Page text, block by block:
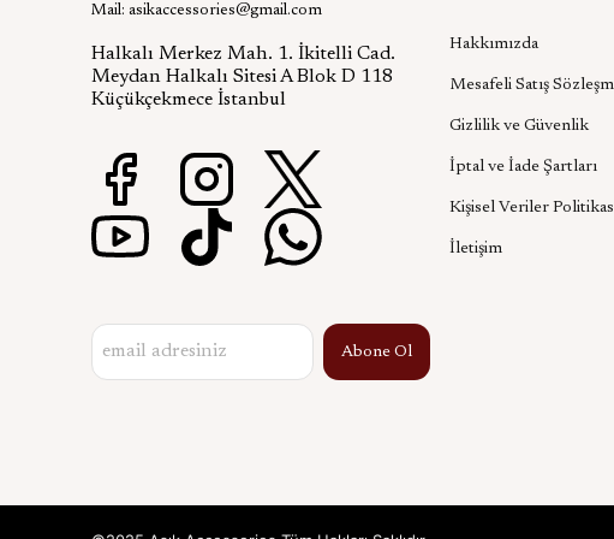
Hakkımızda
Mesafeli Satış
Gizlilik ve Güvenlik
İptal ve İade Şartları
Kişisel Veriler
İletişim
Mail: asikaccessories@gmail.com
Halkalı Merkez Mah. 1. İkitelli Cad.
Meydan Halkalı Sitesi A Blok D 118
Küçükçekmece İstanbul
Abone Ol